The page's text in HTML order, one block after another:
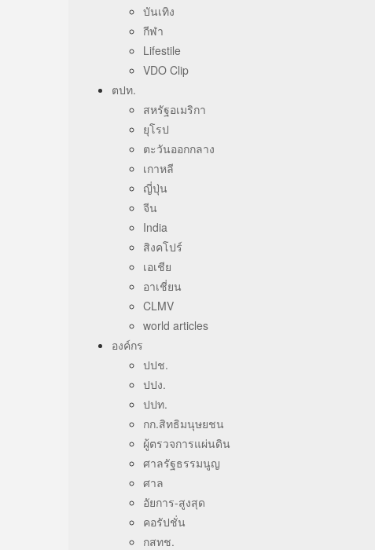
บันเทิง
กีฬา
Lifestile
VDO Clip
ตปท.
สหรัฐอเมริกา
ยุโรป
ตะวันออกกลาง
เกาหลี
ญี่ปุ่น
จีน
India
สิงคโปร์
เอเชีย
อาเชี่ยน
CLMV
world articles
องค์กร
ปปช.
ปปง.
ปปท.
กก.สิทธิมนุษยชน
ผู้ตรวจการแผ่นดิน
ศาลรัฐธรรมนูญ
ศาล
อัยการ-สูงสุด
คอรัปชั่น
กสทช.